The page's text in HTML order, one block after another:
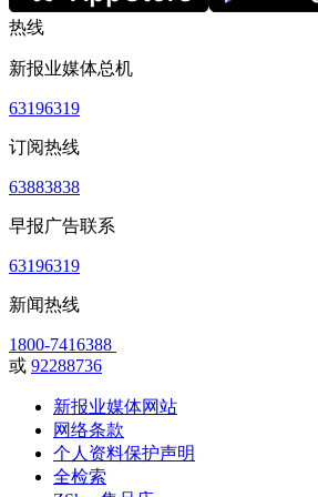
热线
新报业媒体总机
63196319
订阅热线
63883838
早报广告联系
63196319
新闻热线
1800-7416388
或 92288736
新报业媒体网站
网络条款
个人资料保护声明
全检索